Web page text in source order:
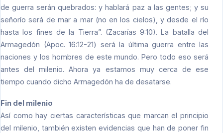
de guerra serán quebrados: y hablará paz a las gentes; y su
señorío será de mar a mar (no en los cielos), y desde el río
hasta los fines de la Tierra”. (Zacarías 9:10). La batalla del
Armagedón (Apoc. 16:12-21) será la última guerra entre las
naciones y los hombres de este mundo. Pero todo eso será
antes del milenio. Ahora ya estamos muy cerca de ese
tiempo cuando dicho Armagedón ha de desatarse.
Fin del milenio
Así como hay ciertas características que marcan el principio
del milenio, también existen evidencias que han de poner fin